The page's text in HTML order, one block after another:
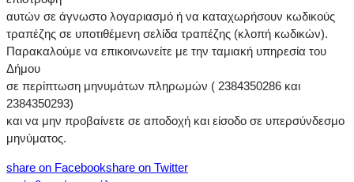
αυτών σε άγνωστο λογαριασμό ή να καταχωρήσουν κωδικούς
τραπέζης σε υποτιθέμενη σελίδα τραπέζης (κλοπή κωδικών).
Παρακαλούμε να επικοινωνείτε με την ταμιακή υπηρεσία του
Δήμου
σε περίπτωση μηνυμάτων πληρωμών ( 2384350286 και
2384350293)
και να μην προβαίνετε σε αποδοχή και είσοδο σε υπερσύνδεσμο
μηνύματος.
share on Facebookshare on Twitter